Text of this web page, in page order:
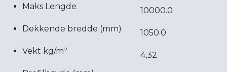
Maks Lengde
10000.0
Dekkende bredde (mm)
1050.0
Vekt kg/m²
4,32